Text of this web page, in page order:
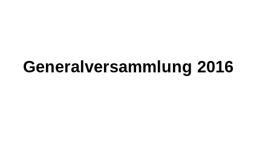
Generalversammlung 2016